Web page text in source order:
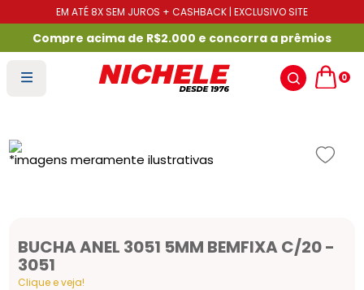
EM ATÉ 8X SEM JUROS + CASHBACK | EXCLUSIVO SITE
Compre acima de R$2.000 e concorra a prêmios
0
BUCHA ANEL 3051 5MM BEMFIXA C/20 -
3051
Clique e veja!